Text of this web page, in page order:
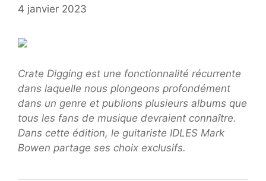
4 janvier 2023
Crate Digging est une fonctionnalité récurrente
dans laquelle nous plongeons profondément
dans un genre et publions plusieurs albums que
tous les fans de musique devraient connaître.
Dans cette édition, le guitariste IDLES Mark
Bowen partage ses choix exclusifs.